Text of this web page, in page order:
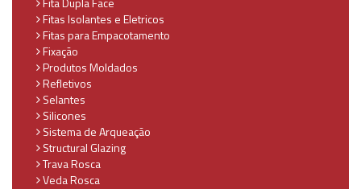
Fitas Isolantes e Eletricos
Fitas para Empacotamento
Fixação
Produtos Moldados
Refletivos
Selantes
Silicones
Sistema de Arqueação
Structural Glazing
Trava Rosca
Veda Rosca